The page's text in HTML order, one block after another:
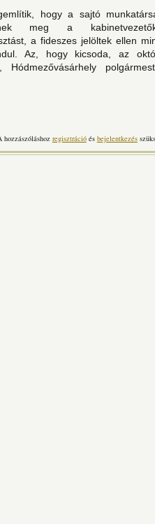
hogy a sajtó
meg a
a fideszes jelöltek ellen
Az, hogy kicsoda, az
, Hódmezővásárhely
hozzászóláshoz regisztrációés bejelentkezés